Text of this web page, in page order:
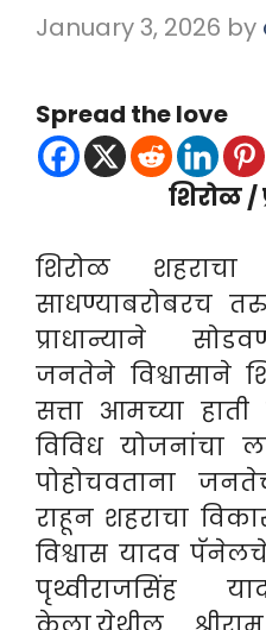
January 3, 2026 by
Spread the love
शिरोळ /
शिरोळ शहराचा
साधण्याबरोबरच
प्राधान्याने
जनतेने विश्वासाने
सत्ता आमच्या हाती
विविध योजनांचा
पोहोचवताना
राहून शहराचा
विश्वास यादव
पृथ्वीराजसिंह